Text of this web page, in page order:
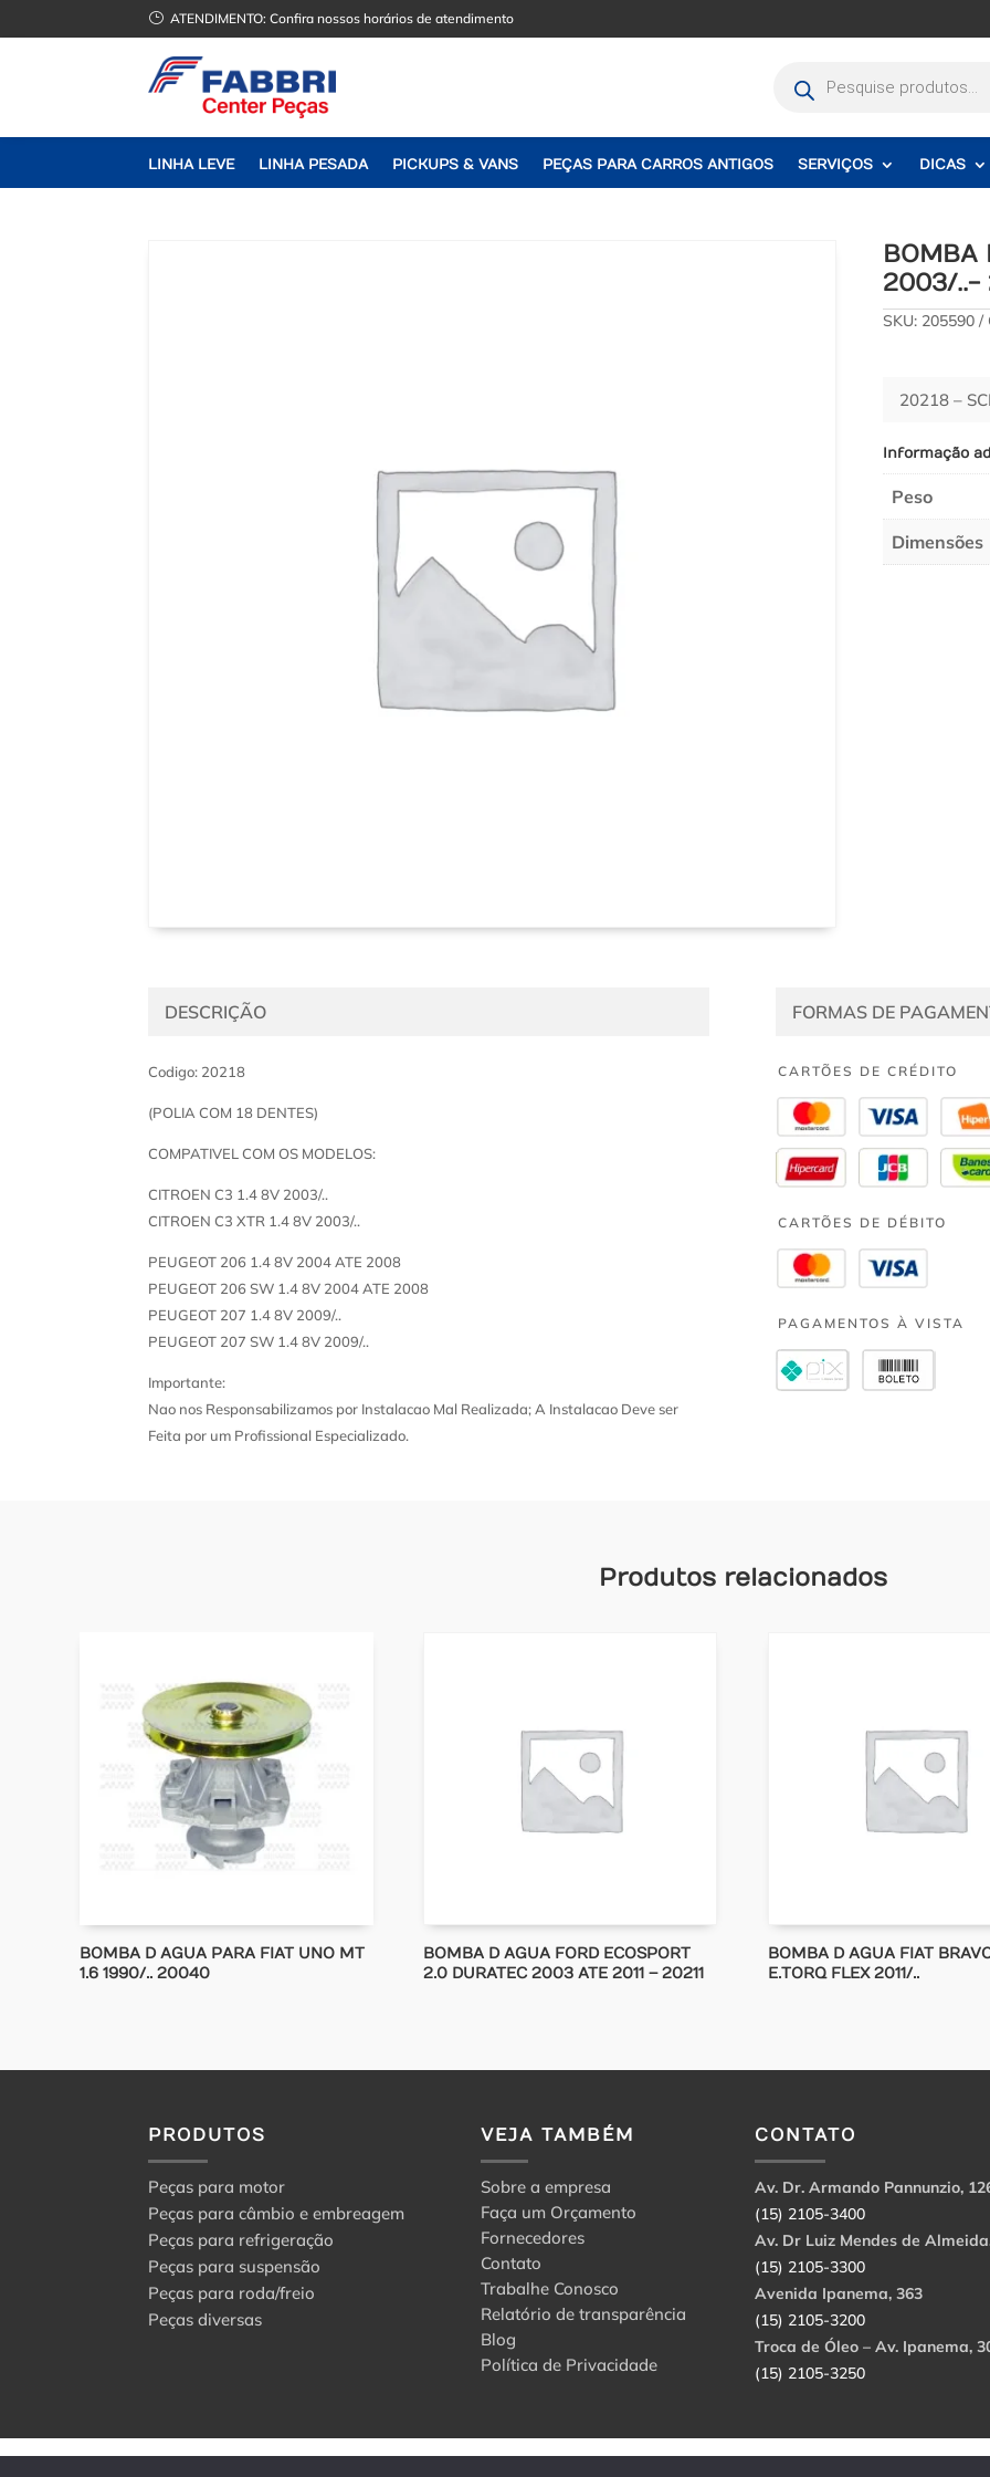
} ATENDIMENTO:Confira nossos horários de atendimento
produtos
LINHA LEVE LINHA PESADA PICKUPS & VANS PEÇAS PARA CARROS ANTIGOS SERVIÇOS DICAS
BOMBA
2003/..-
SKU: 205590
20218 –
Informação
Peso
Dimensões
DESCRIÇÃO
Codigo: 20218
(POLIA COM 18 DENTES)
COMPATIVEL COM OS MODELOS:
CITROEN C3 1.4 8V 2003/..
CITROEN C3 XTR 1.4 8V 2003/..
PEUGEOT 206 1.4 8V 2004 ATE 2008
PEUGEOT 206 SW 1.4 8V 2004 ATE 2008
PEUGEOT 207 1.4 8V 2009/..
PEUGEOT 207 SW 1.4 8V 2009/..
Importante:
Nao nos Responsabilizamos por Instalacao Mal Realizada; A Instalacao Deve ser
Feita por um Profissional Especializado.
FORMAS DE
CARTÕES DE CRÉDITO
CARTÕES DE DÉBITO
PAGAMENTOS À VISTA
Produtos relacionados
BOMBA D AGUA PARA FIAT UNO MT
1.6 1990/.. 20040
BOMBA D AGUA FORD ECOSPORT
2.0 DURATEC 2003 ATE 2011 – 20211
BOMBA D AGUA FIAT
E.TORQ FLEX 2011/..
PRODUTOS
Peças para motor
Peças para câmbio e embreagem
Peças para refrigeração
Peças para suspensão
Peças para roda/freio
Peças diversas
VEJA TAMBÉM
Sobre a empresa
Faça um Orçamento
Fornecedores
Contato
Trabalhe Conosco
Relatório de transparência
Blog
Política de Privacidade
CONTATO
Av. Dr. Armando Pannunzio,
(15) 2105-3400
Av. Dr Luiz Mendes de
(15) 2105-3300
Avenida Ipanema, 363
(15) 2105-3200
Troca de Óleo – Av. Ipanema,
(15) 2105-3250